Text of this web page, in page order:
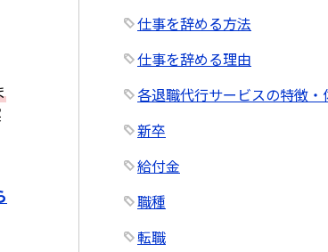
仕事を辞める方法
仕事を辞める理由
各退職代行サービスの特徴・
新卒
給付金
職種
転職